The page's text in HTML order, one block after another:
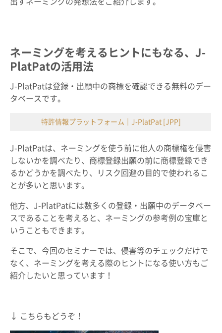
ネーミングを考えるヒントにもなる、J-
PlatPatの活用法
J-PlatPatは登録・出願中の商標を確認できる無料のデー
タベースです。
特許情報プラットフォーム｜J-PlatPat [JPP]
J-PlatPatは、ネーミングを使う前に他人の商標権を侵害
しないかを調べたり、商標登録出願の前に商標登録でき
るかどうかを調べたり、リスク回避の目的で使われるこ
とが多いと思います。
他方、J-PlatPatには数多くの登録・出願中のデータベー
スであることを考えると、ネーミングの参考例の宝庫と
いうこともできます。
そこで、今回のセミナーでは、侵害等のチェックだけで
なく、ネーミングを考える際のヒントになる使い方もご
紹介したいと思っています！
↓ こちらもどうぞ！